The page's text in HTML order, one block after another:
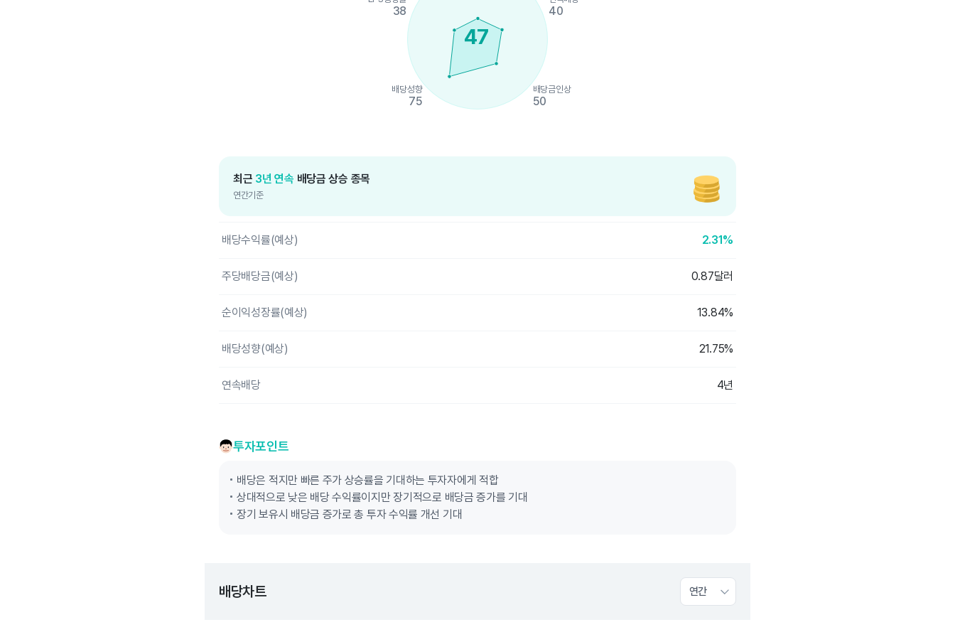
47
40
배당금인상
50
배당성향
75
38
최근 3년 연속 배당금 상승 종목
연간기준
배당수익률(예상) 2.31%
주당배당금(예상) 0.87달러
순이익성장률(예상) 13.84%
배당성향(예상) 21.75%
연속배당 4년
투자포인트
배당은 적지만 빠른 주가 상승률을 기대하는 투자자에게 적합
상대적으로 낮은 배당 수익률이지만 장기적으로 배당금 증가를 기대
장기 보유시 배당금 증가로 총 투자 수익률 개선 기대
배당차트 연간